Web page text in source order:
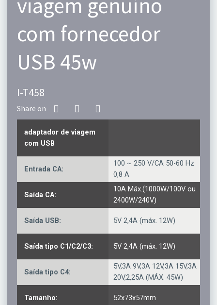
com fornecedor
USB 45w
I-T458
adaptador de viagem
com USB
Entrada CA:
100 ~ 250 V/CA 50-60 Hz
0,8 A
Saída CA:
10A Máx.(1000W/100V ou
2400W/240V)
Saída USB: 5V 2,4A (máx. 12W)
Saída tipo C1/C2/C3: 5V 2,4A (máx. 12W)
Saída tipo C4:
5V,3A 9V,3A 12V,3A 15V,3A
20V,2,25A (MÁX. 45W)
Tamanho: 52x73x57mm